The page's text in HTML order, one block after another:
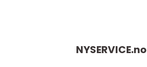
NYSERVICE.no